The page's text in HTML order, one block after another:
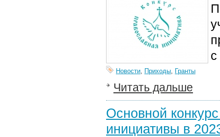
Новости, Приходы, Гранты
Читать дальше
​Основной
инициативы в